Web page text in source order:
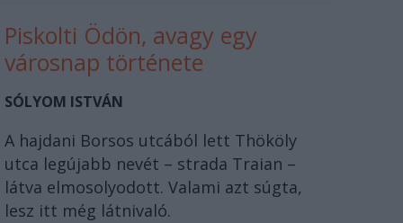
Piskolti Ödön, avagy egy
városnap története
SÓLYOM ISTVÁN
A hajdani Borsos utcából lett Thököly
utca legújabb nevét – strada Traian –
látva elmosolyodott. Valami azt súgta,
lesz itt még látnivaló.